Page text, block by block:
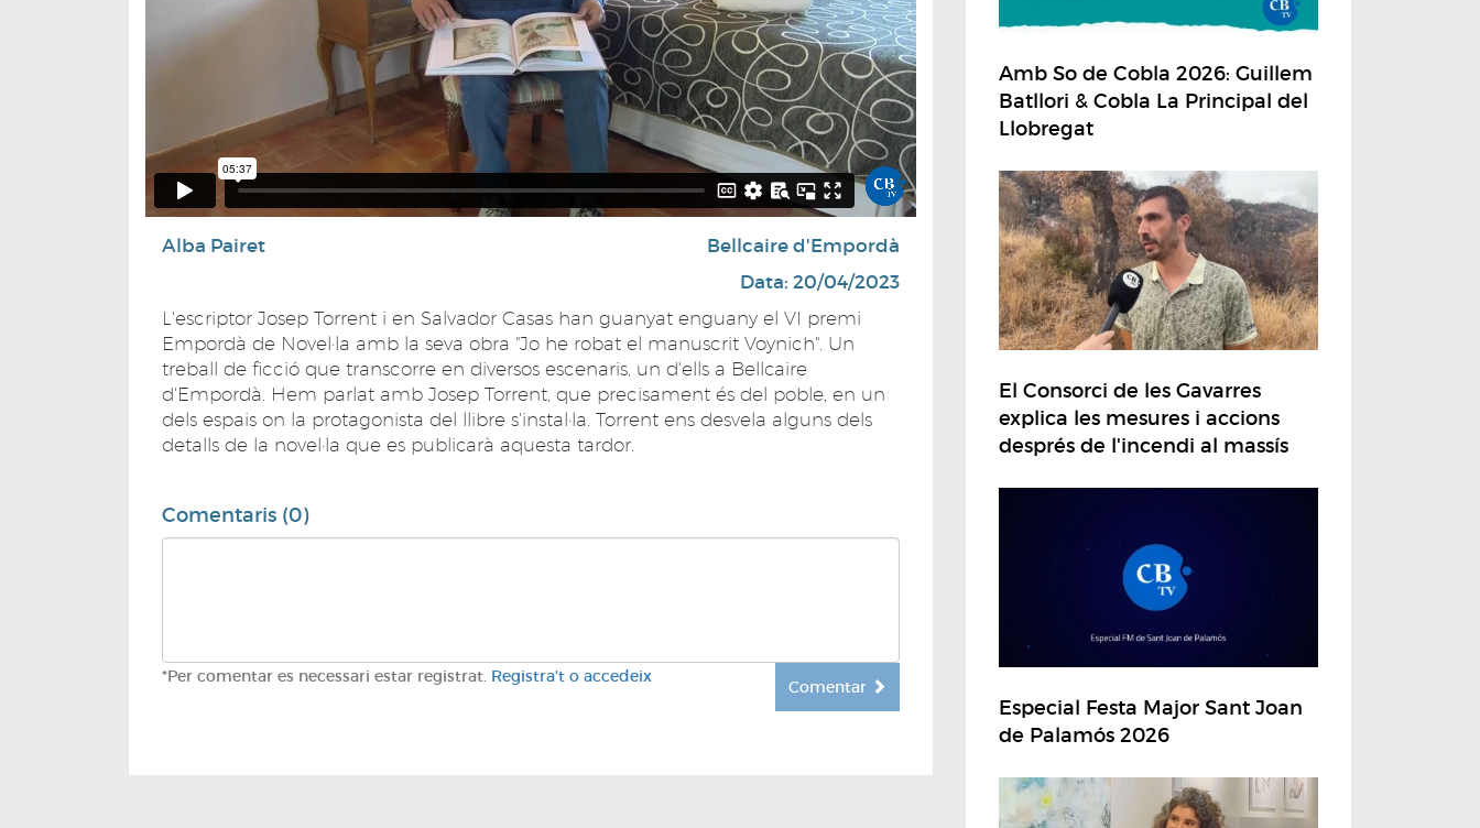
Alba Pairet
Bellcaire d'Empordà
Data: 20/04/2023
L'escriptor Josep Torrent i en Salvador Casas han guanyat enguany el VI premi
Empordà de Novel·la amb la seva obra "Jo he robat el manuscrit Voynich". Un
treball de ficció que transcorre en diversos escenaris, un d'ells a Bellcaire
d'Empordà. Hem parlat amb Josep Torrent, que precisament és del poble, en un
dels espais on la protagonista del llibre s'instal·la. Torrent ens desvela alguns dels
detalls de la novel·la que es publicarà aquesta tardor.
Comentaris (0)
*Per comentar es necessari estar registrat. Registra't o accedeix
Comentar
Amb So de Cobla 2026: Guillem
Batllori & Cobla La Principal del
Llobregat
El Consorci de les Gavarres
explica les mesures i accions
després de l'incendi al massís
Especial Festa Major Sant Joan
de Palamós 2026